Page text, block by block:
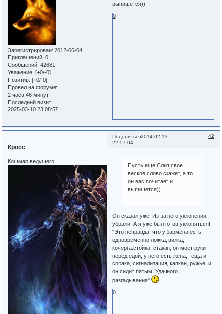
Зарегистрирован: 2012-06-04
Приглашений: 0
Сообщений: 42681
Уважение: [+0/-0]
Позитив: [+0/-0]
Провел на форуме:
2 часа 46 минут
Последний визит:
2025-03-10 23:08:57
выпишется))
0
Поделиться 42
2014-02-13
22:57:04
Кросс
Кошмар ведущего
Пусть еще Слип свое
веское слово скажет, а то
он вас почитает и
выпишется))
Он сказал уже! Из-за него уклонения
убрали! А я уже был готов уклоняться!
"Это неправда, что у бармена есть
одновременно ложка, вилка,
кочерга.стойка, стакан, он моет руки
перед едой, у него есть жена, теща и
собака, сигнализация, капкан, ружье, и
он сидит пятым. Удачного
разгадывания"
0